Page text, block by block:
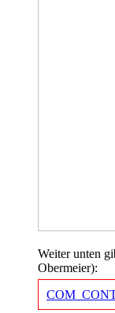
Weiter unten
Obermeier):